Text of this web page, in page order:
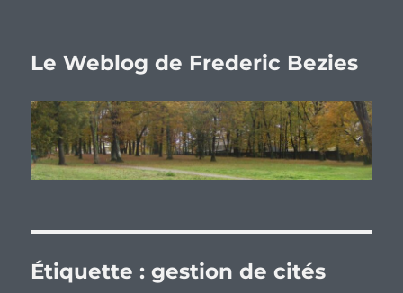
Le Weblog de Frederic Bezies
Étiquette :gestion de cités